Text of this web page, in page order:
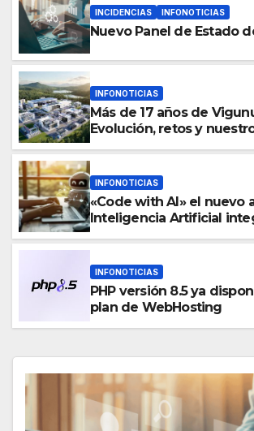
INCIDENCIAS INFONOTICIAS
Nuevo Panel de Estado
INFONOTICIAS
Más de 17 años de
Evolución, retos y
INFONOTICIAS
«Code with AI» el nuevo
Inteligencia Artificial
INFONOTICIAS
PHP versión 8.5 ya
plan de WebHosting